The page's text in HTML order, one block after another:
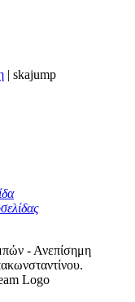
| skajump
- Ανεπίσημη